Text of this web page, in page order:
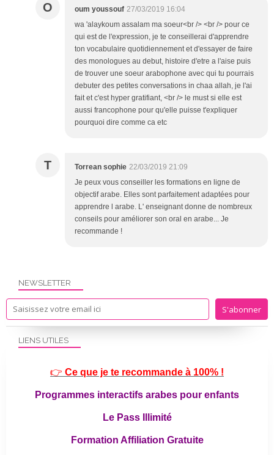
O oum youssouf 27/03/2019 16:04
wa 'alaykoum assalam ma soeur<br /> <br /> pour ce
qui est de l'expression, je te conseillerai d'apprendre
ton vocabulaire quotidiennement et d'essayer de faire
des monologues au debut, histoire d'etre a l'aise puis
de trouver une soeur arabophone avec qui tu pourrais
debuter des petites conversations in chaa allah, je l'ai
fait et c'est hyper gratifiant, <br /> le must si elle est
aussi francophone pour qu'elle puisse t'expliquer
pourquoi dire comme ca etc
T Torrean sophie 22/03/2019 21:09
Je peux vous conseiller les formations en ligne de
objectif arabe. Elles sont parfaitement adaptées pour
apprendre l arabe. L' enseignant donne de nombreux
conseils pour améliorer son oral en arabe... Je
recommande !
NEWSLETTER
LIENS UTILES
👉 Ce que je te recommande à 100% !
Programmes interactifs arabes pour enfants
Le Pass Illimité
Formation Affiliation Gratuite